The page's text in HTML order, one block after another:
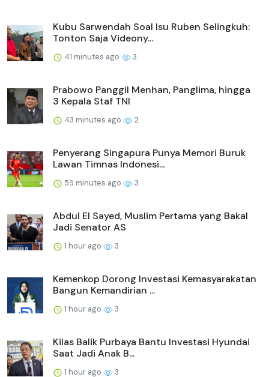
Kubu Sarwendah Soal Isu Ruben Selingkuh:
Tonton Saja Videony...
41 minutes ago 3
Prabowo Panggil Menhan, Panglima, hingga
3 Kepala Staf TNI
43 minutes ago 2
Penyerang Singapura Punya Memori Buruk
Lawan Timnas Indonesi...
59 minutes ago 3
Abdul El Sayed, Muslim Pertama yang Bakal
Jadi Senator AS
1 hour ago 3
Kemenkop Dorong Investasi Kemasyarakatan
Bangun Kemandirian ...
1 hour ago 3
Kilas Balik Purbaya Bantu Investasi Hyundai
Saat Jadi Anak B...
1 hour ago 3